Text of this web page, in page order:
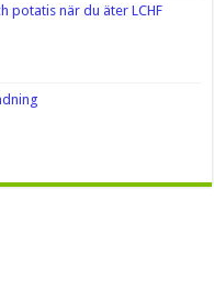
potatis när du äter LCHF